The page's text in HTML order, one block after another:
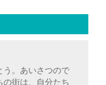
う。あいさつので
街は、自分たち